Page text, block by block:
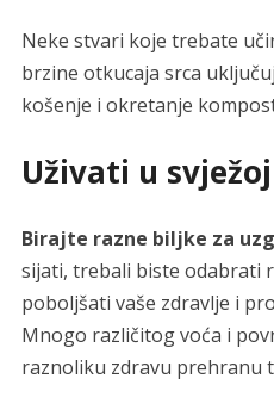
Neke stvari koje trebate
brzine otkucaja srca
košenje i okretanje
Uživati u
Birajte razne biljke za
sijati, trebali biste odabrati
poboljšati vaše zdravlje i
Mnogo različitog voća i
raznoliku zdravu prehranu